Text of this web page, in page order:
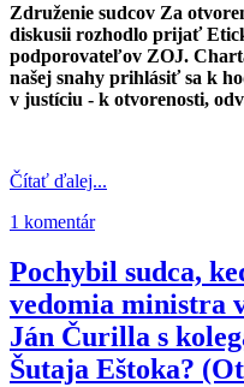
Združenie sudcov Za
diskusii rozhodlo prijať
podporovateľov ZOJ.
našej snahy prihlásiť sa k
v justíciu - k otvorenosti,
Čítať ďalej...
1 komentár
Pochybil sudca,
vedomia ministra
Ján Čurilla s
Šutaja Eštoka?